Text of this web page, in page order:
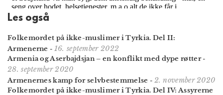
Les også
Folkemordet på ikke-muslimer i Tyrkia. Del II:
Armenerne - 16. september 2022
Armenia og Aserbajdsjan – en konflikt med dype røtter-
28. september 2020
Armenernes kamp for selvbestemmelse - 2. november 2020
Folkemordet på ikke-muslimer i Tyrkia. Del IV: Assyrerne